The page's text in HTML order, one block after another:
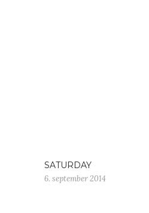
SATURDAY
6. september 2014